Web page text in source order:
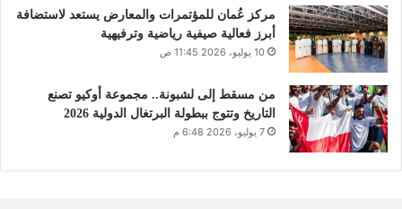
مركز عُمان للمؤتمرات والمعارض يستعد لاستضافة
أبرز فعالية صيفية رياضية وترفيهية
10 يوليو، 2026 11:45 ص
من مسقط إلى لشبونة.. مجموعة أوكيو تصنع
التاريخ وتتوج ببطولة البرتغال الدولية 2026
7 يوليو، 2026 6:48 م